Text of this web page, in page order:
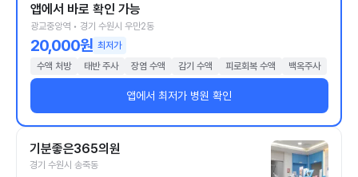
앱에서 바로 확인 가능
광교중앙역 • 경기 수원시 우만2동
20,000원 최저가
수액 처방
태반 주사 장염 수액 감기 수액 피로회복 수액 백옥주사
앱에서 최저가 병원 확인
기분좋은365의원
경기 수원시 송죽동